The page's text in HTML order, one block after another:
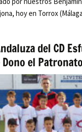
hoy en Torrox
del CD
el Patronato